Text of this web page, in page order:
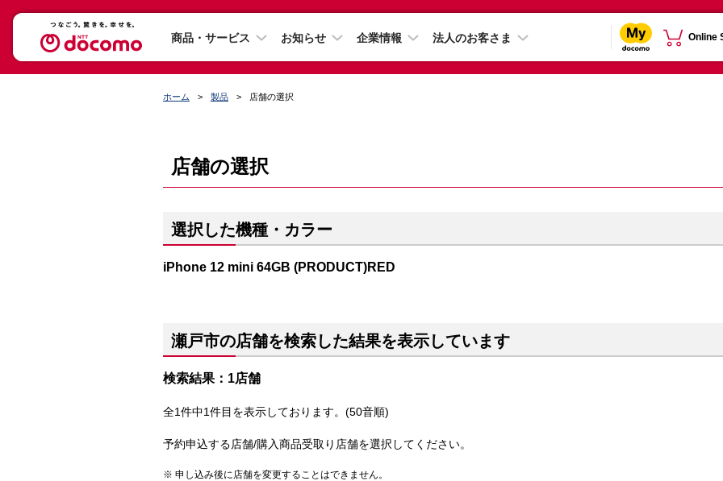
商品・サービス お知らせ 企業情報 法人のお客さま Online
ホーム 製品 店舗の選択
店舗の選択
選択した機種・カラー
iPhone 12 mini 64GB (PRODUCT)RED
瀬戸市の店舗を検索した結果を表示しています
検索結果：1店舗
全1件中1件目を表示しております。(50音順)
予約申込する店舗/購入商品受取り店舗を選択してください。
申し込み後に店舗を変更することはできません。